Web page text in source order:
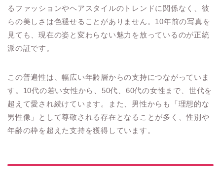
るファッションやヘアスタイルのトレンドに関係なく、彼
らの美しさは色褪せることがありません。10年前の写真を
見ても、現在の姿と変わらない魅力を放っているのが正統
派の証です。
この普遍性は、幅広い年齢層からの支持につながっていま
す。10代の若い女性から、50代、60代の女性まで、世代を
超えて愛され続けています。また、男性からも「理想的な
男性像」として尊敬される存在となることが多く、性別や
年齢の枠を超えた支持を獲得しています。